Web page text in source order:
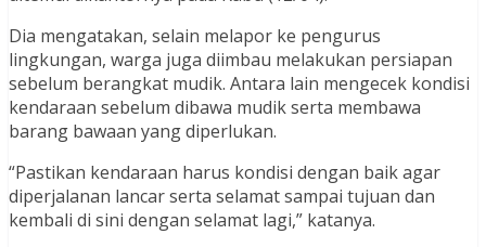
Dia mengatakan, selain melapor ke pengurus
lingkungan, warga juga diimbau melakukan persiapan
sebelum berangkat mudik. Antara lain mengecek kondisi
kendaraan sebelum dibawa mudik serta membawa
barang bawaan yang diperlukan.
“Pastikan kendaraan harus kondisi dengan baik agar
diperjalanan lancar serta selamat sampai tujuan dan
kembali di sini dengan selamat lagi,” katanya.